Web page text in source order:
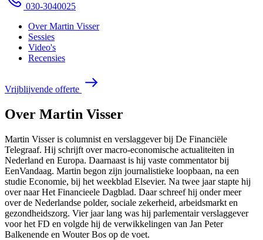
030-3040025
Over Martin Visser
Sessies
Video's
Recensies
Vrijblijvende offerte
Over Martin Visser
Martin Visser is columnist en verslaggever bij De Financiële
Telegraaf. Hij schrijft over macro-economische actualiteiten in
Nederland en Europa. Daarnaast is hij vaste commentator bij
EenVandaag. Martin begon zijn journalistieke loopbaan, na een
studie Economie, bij het weekblad Elsevier. Na twee jaar stapte hij
over naar Het Financieele Dagblad. Daar schreef hij onder meer
over de Nederlandse polder, sociale zekerheid, arbeidsmarkt en
gezondheidszorg. Vier jaar lang was hij parlementair verslaggever
voor het FD en volgde hij de verwikkelingen van Jan Peter
Balkenende en Wouter Bos op de voet.